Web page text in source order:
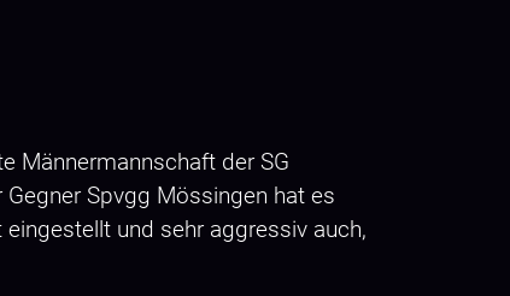
Männermannschaft der SG
Spvgg Mössingen hat es
und sehr aggressiv auch,